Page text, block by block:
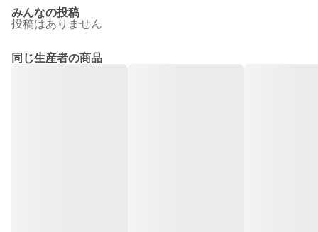
みんなの投稿
投稿はありません
同じ生産者の商品